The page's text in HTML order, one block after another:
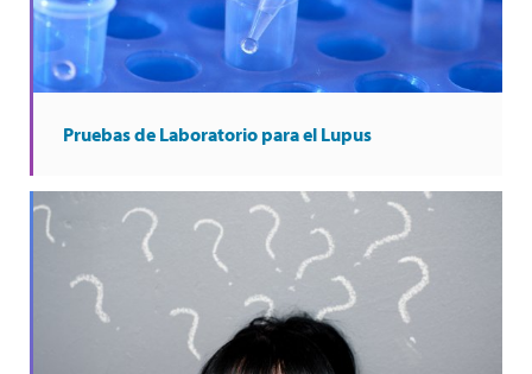
Pruebas de Laboratorio para el Lupus